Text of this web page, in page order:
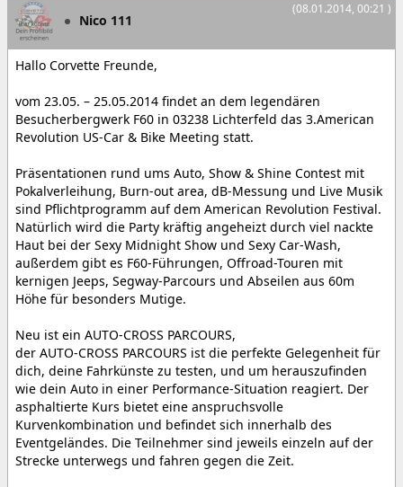
(08.01.2014, 00:21 )
Nico 111
Hallo Corvette Freunde,
vom 23.05. – 25.05.2014 findet an dem legendären
Besucherbergwerk F60 in 03238 Lichterfeld das 3.American
Revolution US-Car & Bike Meeting statt.
Präsentationen rund ums Auto, Show & Shine Contest mit
Pokalverleihung, Burn-out area, dB-Messung und Live Musik
sind Pflichtprogramm auf dem American Revolution Festival.
Natürlich wird die Party kräftig angeheizt durch viel nackte
Haut bei der Sexy Midnight Show und Sexy Car-Wash,
außerdem gibt es F60-Führungen, Offroad-Touren mit
kernigen Jeeps, Segway-Parcours und Abseilen aus 60m
Höhe für besonders Mutige.
Neu ist ein AUTO-CROSS PARCOURS,
der AUTO-CROSS PARCOURS ist die perfekte Gelegenheit für
dich, deine Fahrkünste zu testen, und um herauszufinden
wie dein Auto in einer Performance-Situation reagiert. Der
asphaltierte Kurs bietet eine anspruchsvolle
Kurvenkombination und befindet sich innerhalb des
Eventgeländes. Die Teilnehmer sind jeweils einzeln auf der
Strecke unterwegs und fahren gegen die Zeit.